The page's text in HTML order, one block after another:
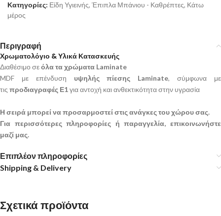
Κατηγορίες: Είδη Υγιεινής, Έπιπλα Μπάνιου - Καθρέπτες, Κάτω
μέρος
Περιγραφή
Χρωματολόγιο & Υλικά Κατασκευής
Διαθέσιμο σεόλα τα χρώματα Laminate
MDF με επένδυση υψηλής πίεσης Laminate, σύμφωνα με
τις προδιαγραφές Ε1για αντοχή και ανθεκτικότητα στην υγρασία
Η σειρά μπορεί να προσαρμοστεί στις ανάγκες του χώρου σας.
Για περισσότερες πληροφορίες ή παραγγελία, επικοινωνήστε
μαζί μας.
Επιπλέον πληροφορίες
Shipping & Delivery
Σχετικά προϊόντα